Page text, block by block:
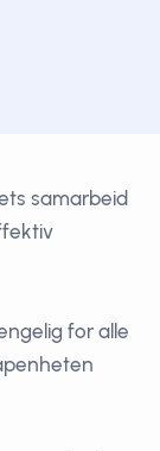
samarbeid
for alle